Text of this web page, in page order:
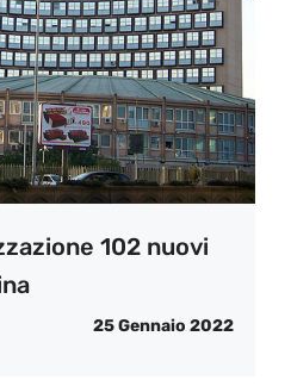
102 nuovi
25 Gennaio 2022